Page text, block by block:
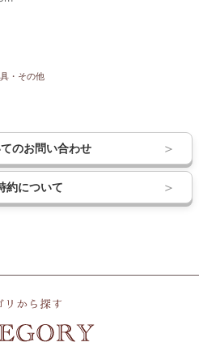
・その他
のお問い合わせ
約について